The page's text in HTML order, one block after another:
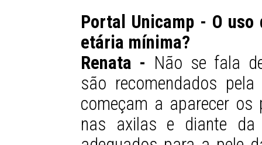
Portal Unicamp - O
etária mínima?
Renata - Não se fala
são recomendados
começam a aparecer
nas axilas e diante da